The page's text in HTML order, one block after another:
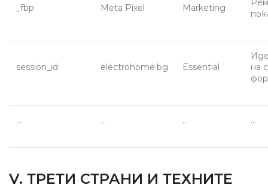
_fbp Meta Pixel Marketing
session_id electrohome.bg Essential
на
… … … …
V. ТРЕТИ СТРАНИ И ТЕХНИТЕ